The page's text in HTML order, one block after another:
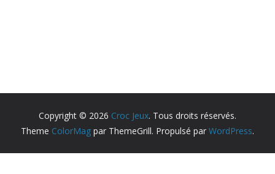
Copyright © 2026 Croc Jeux. Tous droits réservés.
Theme ColorMag par ThemeGrill. Propulsé par WordPress.